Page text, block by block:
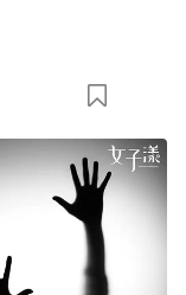
購買點數